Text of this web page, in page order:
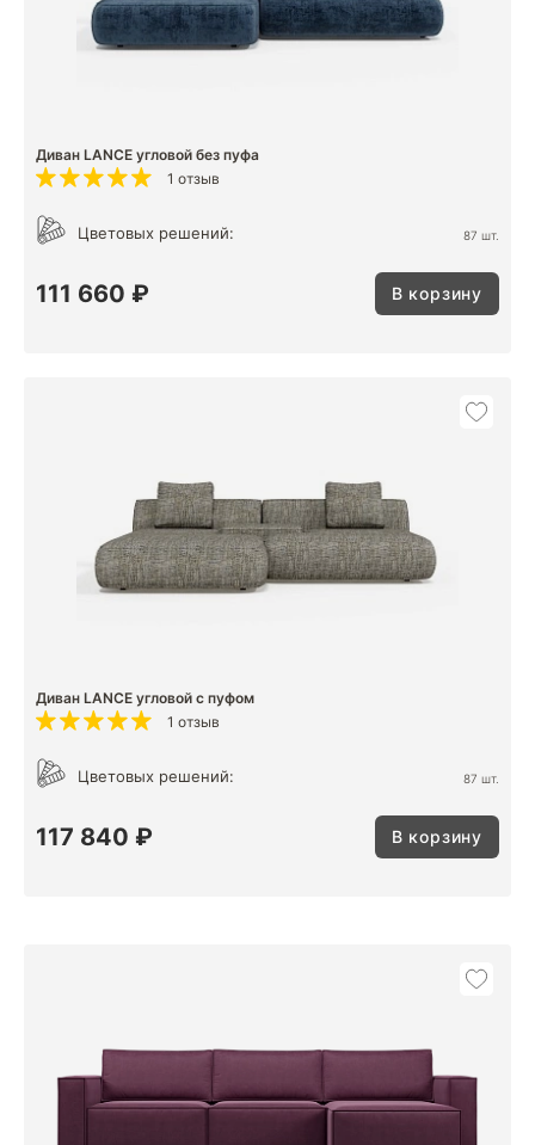
Диван LANCE угловой без пуфа
1 отзыв
Цветовых решений: 87 шт.
111 660 ₽ В корзину
Диван LANCE угловой c пуфом
1 отзыв
Цветовых решений: 87 шт.
117 840 ₽ В корзину